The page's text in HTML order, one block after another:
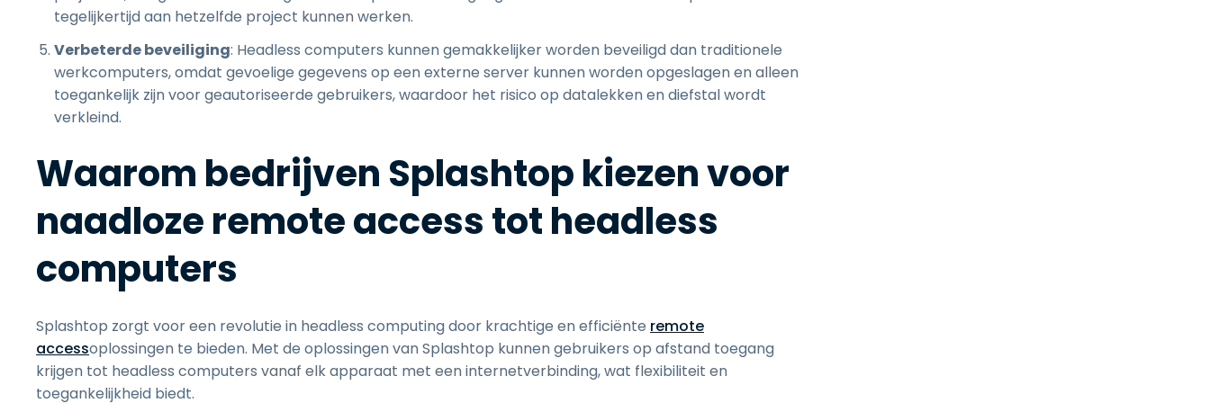
tegelijkertijd aan hetzelfde project kunnen werken.
Verbeterde beveiliging: Headless computers kunnen gemakkelijker worden beveiligd dan traditionele
werkcomputers, omdat gevoelige gegevens op een externe server kunnen worden opgeslagen en alleen
toegankelijk zijn voor geautoriseerde gebruikers, waardoor het risico op datalekken en diefstal wordt
verkleind.
Waarom bedrijven Splashtop kiezen voor
naadloze remote access tot headless
computers
Splashtop zorgt voor een revolutie in headless computing door krachtige en efficiënte remote
accessoplossingen te bieden. Met de oplossingen van Splashtop kunnen gebruikers op afstand toegang
krijgen tot headless computers vanaf elk apparaat met een internetverbinding, wat flexibiliteit en
toegankelijkheid biedt.